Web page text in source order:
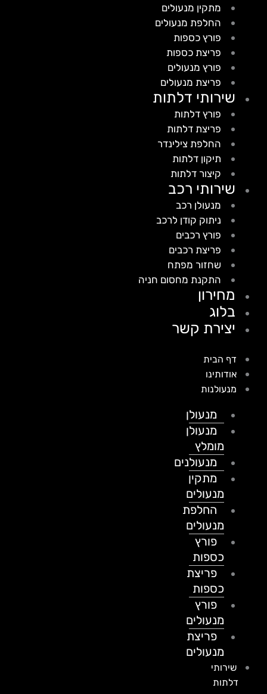
מתקין מנעולים
החלפת מנעולים
פורץ כספות
פריצת כספות
פורץ מנעולים
פריצת מנעולים
שירותי דלתות
פורץ דלתות
פריצת דלתות
החלפת צילינדר
תיקון דלתות
קיצור דלתות
שירותי רכב
מנעולן רכב
ניתוק קודן לרכב
פורץ רכבים
פריצת רכבים
שחזור מפתח
התקנת מחסום חניה
מחירון
בלוג
יצירת קשר
דף הבית
אודותינו
מנעולנות
מנעולן
מנעולן
מומלץ
מנעולנים
מתקין
מנעולים
החלפת
מנעולים
פורץ
כספות
פריצת
כספות
פורץ
מנעולים
פריצת
מנעולים
שירותי
דלתות